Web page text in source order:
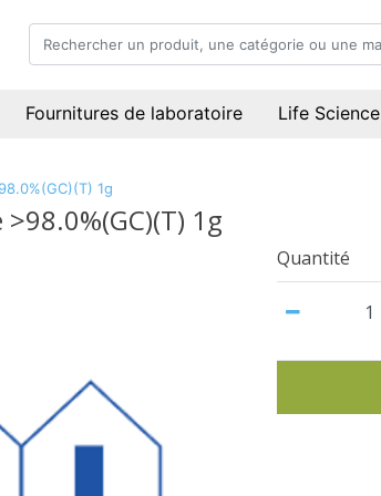
Fournitures de laboratoire Life Science
1g
1g
Quantité